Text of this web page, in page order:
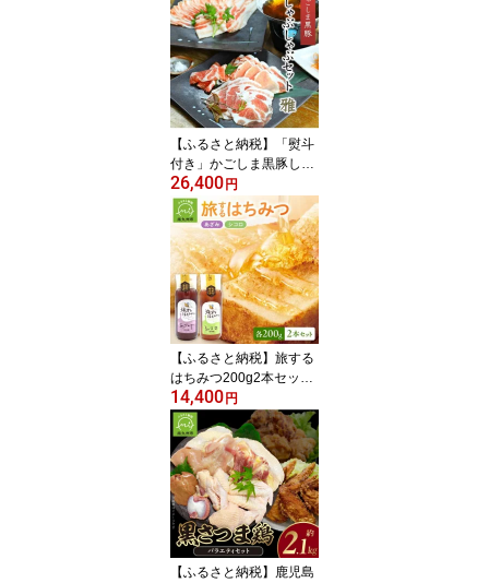
86174】
【ふるさと納税】「熨斗
付き」かごしま黒豚しゃ
ぶしゃぶセット 雅【配送
不可地域：離島】【1186
246】
26,400 円
【ふるさと納税】旅する
はちみつ200g2本セット
【あざみ・シコロ】【11
86186】
14,400 円
【ふるさと納税】鹿児島